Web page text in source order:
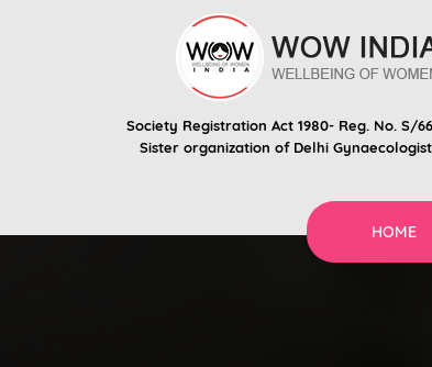
Society Registration Act 1980- Reg. No. S/
Sister organization of Delhi
HOME